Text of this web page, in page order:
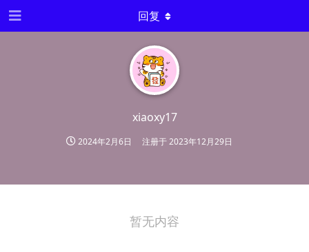
xiaoxy17
2024年2月6日 注册于2023年12月29日
回复
暂无内容